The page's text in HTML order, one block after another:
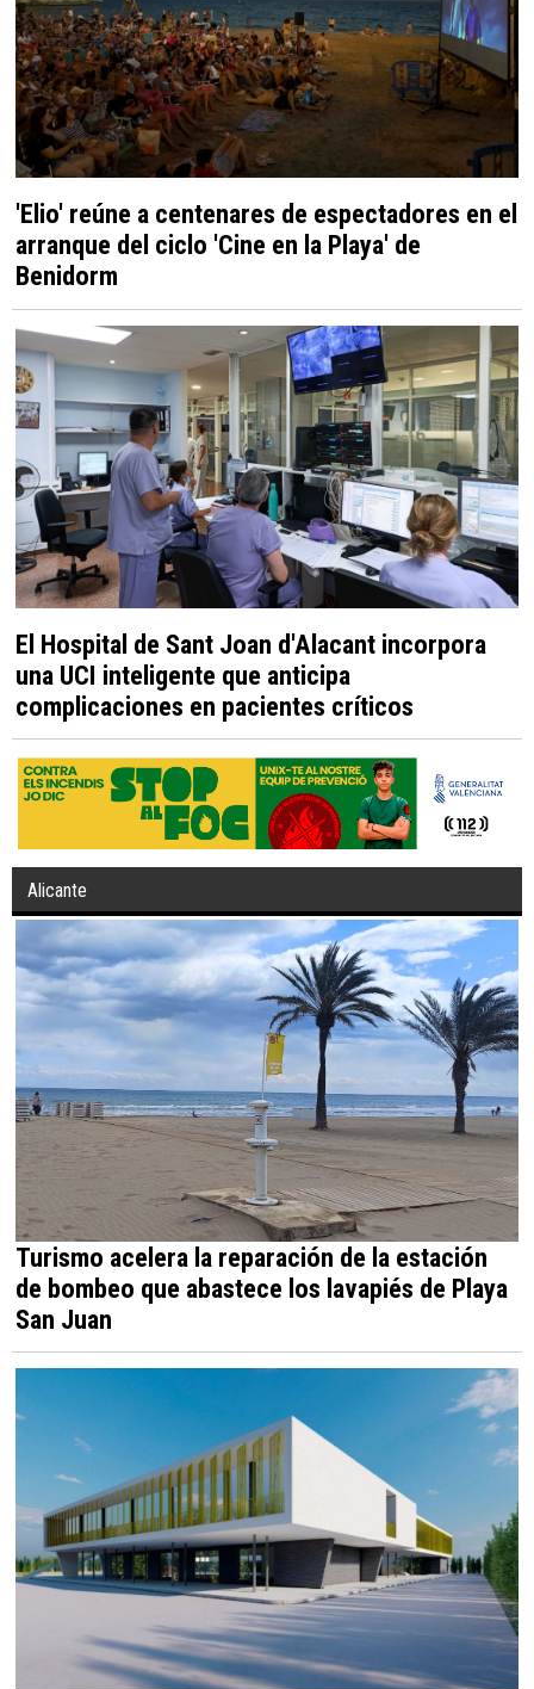
'Elio' reúne a centenares de espectadores en el
arranque del ciclo 'Cine en la Playa' de
Benidorm
El Hospital de Sant Joan d'Alacant incorpora
una UCI inteligente que anticipa
complicaciones en pacientes críticos
Alicante
Turismo acelera la reparación de la estación
de bombeo que abastece los lavapiés de Playa
San Juan